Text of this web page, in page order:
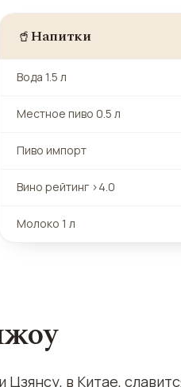
🥤Напитки
Вода 1.5 л
Местное пиво 0.5 л
Пиво импорт
Вино рейтинг >4.0
Молоко 1 л
в Китае,